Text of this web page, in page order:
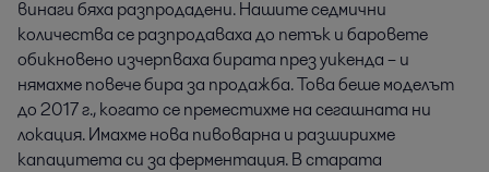
винаги бяха разпродадени. Нашите седмични
количества се разпродаваха до петък и баровете
обикновено изчерпваха бирата през уикенда – и
нямахме повече бира за продажба. Това беше моделът
до 2017 г., когато се преместихме на сегашната ни
локация. Имахме нова пивоварна и разширихме
капацитета си за ферментация. В старата